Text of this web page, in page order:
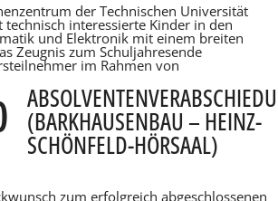
der Technischen Universität
technisch interessierte Kinder in den
und Elektronik mit einem breiten
Zeugnis zum Schuljahresende
im Rahmen von
(BARKHAUSENBAU – HEINZ-
SCHÖNFELD-HÖRSAAL)
zum erfolgreich abgeschlossenen